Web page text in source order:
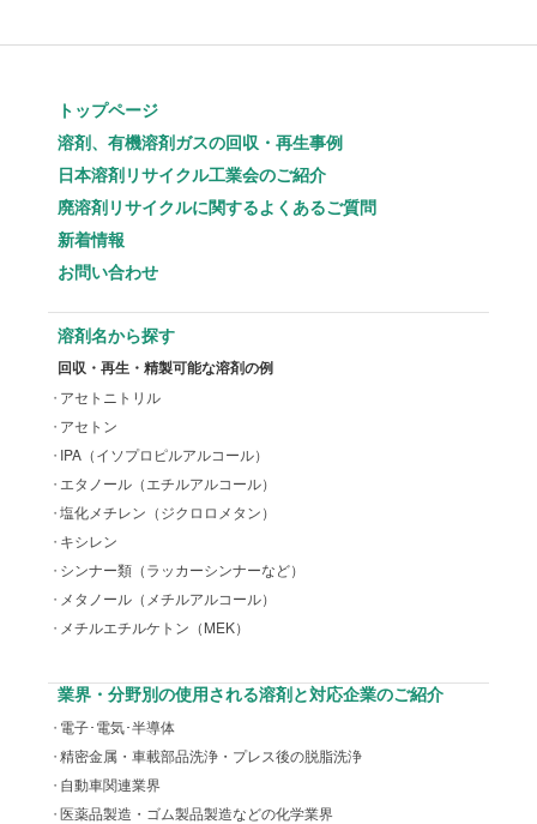
トップページ
溶剤、有機溶剤ガスの回収・再生事例
日本溶剤リサイクル工業会のご紹介
廃溶剤リサイクルに関するよくあるご質問
新着情報
お問い合わせ
溶剤名から探す
回収・再生・精製可能な溶剤の例
アセトニトリル
アセトン
IPA（イソプロピルアルコール）
エタノール（エチルアルコール）
塩化メチレン（ジクロロメタン）
キシレン
シンナー類（ラッカーシンナーなど）
メタノール（メチルアルコール）
メチルエチルケトン（MEK）
業界・分野別の使用される溶剤と対応企業のご紹介
電子･電気･半導体
精密金属・車載部品洗浄・プレス後の脱脂洗浄
自動車関連業界
医薬品製造・ゴム製品製造などの化学業界